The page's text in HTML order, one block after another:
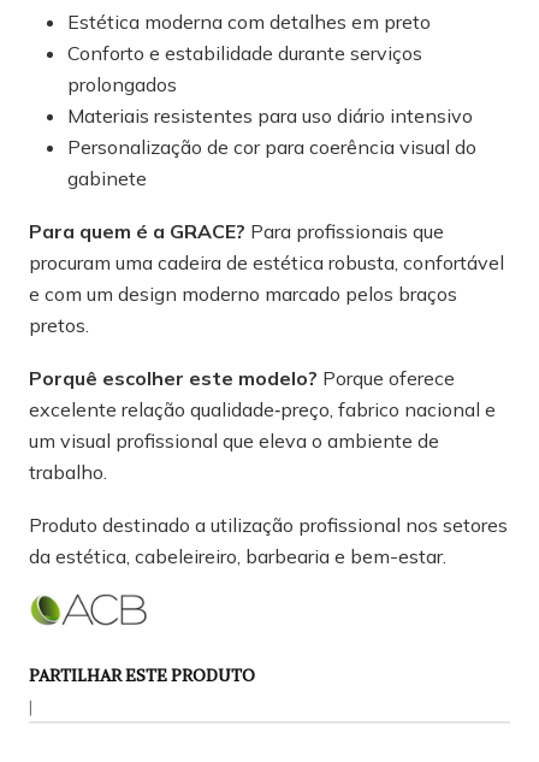
Estética moderna com detalhes em preto
Conforto e estabilidade durante serviços
prolongados
Materiais resistentes para uso diário intensivo
Personalização de cor para coerência visual do
gabinete
Para quem é a GRACE? Para profissionais que
procuram uma cadeira de estética robusta, confortável
e com um design moderno marcado pelos braços
pretos.
Porquê escolher este modelo? Porque oferece
excelente relação qualidade‑preço, fabrico nacional e
um visual profissional que eleva o ambiente de
trabalho.
Produto destinado a utilização profissional nos setores
da estética, cabeleireiro, barbearia e bem-estar.
PARTILHAR ESTE PRODUTO
|